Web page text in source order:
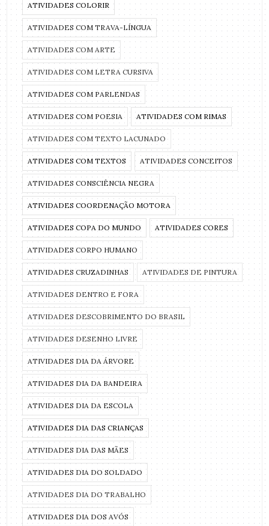
ATIVIDADES COLORIR
ATIVIDADES COM TRAVA-LÍNGUA
ATIVIDADES COM ARTE
ATIVIDADES COM LETRA CURSIVA
ATIVIDADES COM PARLENDAS
ATIVIDADES COM POESIA ATIVIDADES COM RIMAS
ATIVIDADES COM TEXTO LACUNADO
ATIVIDADES COM TEXTOS ATIVIDADES CONCEITOS
ATIVIDADES CONSCIÊNCIA NEGRA
ATIVIDADES COORDENAÇÃO MOTORA
ATIVIDADES COPA DO MUNDO ATIVIDADES CORES
ATIVIDADES CORPO HUMANO
ATIVIDADES CRUZADINHAS ATIVIDADES DE PINTURA
ATIVIDADES DENTRO E FORA
ATIVIDADES DESCOBRIMENTO DO BRASIL
ATIVIDADES DESENHO LIVRE
ATIVIDADES DIA DA ÁRVORE
ATIVIDADES DIA DA BANDEIRA
ATIVIDADES DIA DA ESCOLA
ATIVIDADES DIA DAS CRIANÇAS
ATIVIDADES DIA DAS MÃES
ATIVIDADES DIA DO SOLDADO
ATIVIDADES DIA DO TRABALHO
ATIVIDADES DIA DOS AVÓS